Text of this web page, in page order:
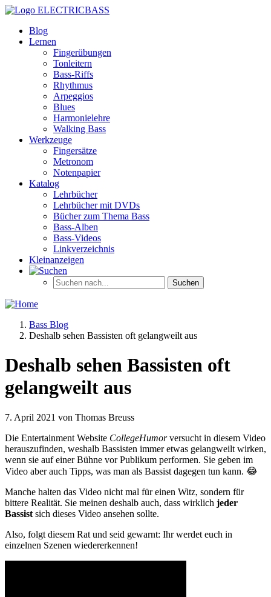
ELECTRICBASS
Blog
Lernen
Fingerübungen
Tonleitern
Bass-Riffs
Rhythmus
Arpeggios
Blues
Harmonielehre
Walking Bass
Werkzeuge
Fingersätze
Metronom
Notenpapier
Katalog
Lehrbücher
Lehrbücher mit DVDs
Bücher zum Thema Bass
Bass-Alben
Bass-Videos
Linkverzeichnis
Kleinanzeigen
Bass Blog
Deshalb sehen Bassisten oft gelangweilt aus
Deshalb sehen Bassisten oft
gelangweilt aus
7. April 2021 von Thomas Breuss
Die Entertainment Website CollegeHumorversucht in diesem Video
herauszufinden, weshalb Bassisten immer etwas gelangweilt wirken,
wenn sie auf einer Bühne vor Publikum performen. Sie geben im
Video aber auch Tipps, was man als Bassist dagegen tun kann. 😂
Manche halten das Video nicht mal für einen Witz, sondern für
bittere Realität. Sie meinen deshalb auch, dass wirklich jeder
Bassist sich dieses Video ansehen sollte.
Also, folgt diesem Rat und seid gewarnt: Ihr werdet euch in
einzelnen Szenen wiedererkennen!